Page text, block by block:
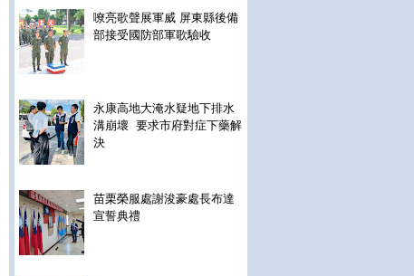
嘹亮歌聲展軍威 屏東縣後備
部接受國防部軍歌驗收
永康高地大淹水疑地下排水
溝崩壞 要求市府對症下藥解
決
苗栗榮服處謝浚豪處長布達
宣誓典禮